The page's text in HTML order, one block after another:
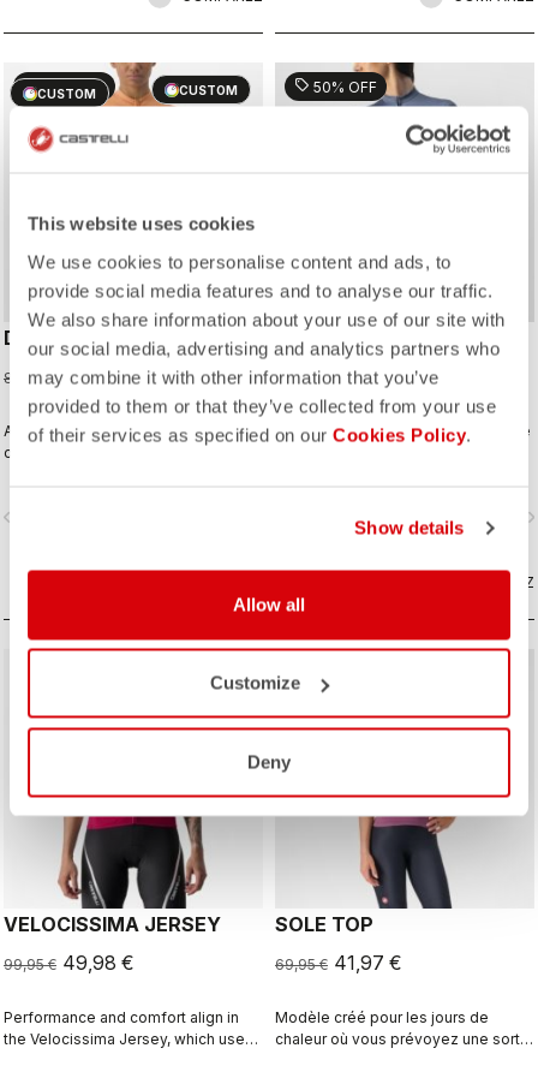
This website uses cookies
We use cookies to personalise content and ads, to
provide social media features and to analyse our traffic.
We also share information about your use of our site with
our social media, advertising and analytics partners who
may combine it with other information that you’ve
provided to them or that they’ve collected from your use
of their services as specified on our Cookies Policy.
Show details
Allow all
Customize
Deny
CUSTOM
sell50% OFF
CUSTOM
DOLCE JERSEY
84,95 € 42,48 €
A fresh take on gradient fades, built
on our Competizione 2 model with
sell 50% OFF
FENICE JERSEY
79,95 € 39,98 €
A delicate element stripe across the
fabric and texture story in a design
that’s both stunning and technical.
COMPAREZ
VELOCISSIMA JERSEY
99,95 € 49,98 €
Performance and comfort align in
the Velocissima Jersey, which uses
40% OFF
SOLE TOP
69,95 € 41,97 €
Modèle créé pour les jours de
chaleur où vous prévoyez une sortie